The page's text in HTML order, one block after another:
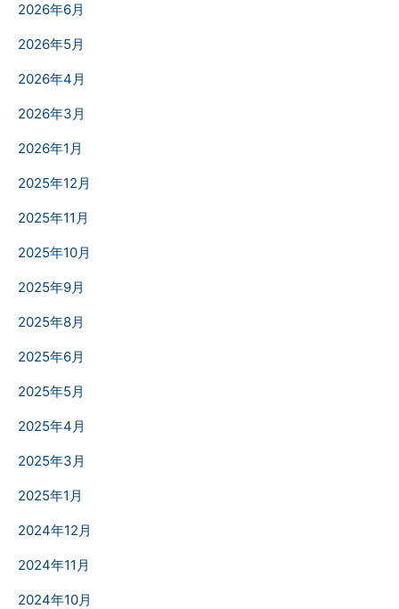
2026年6月
2026年5月
2026年4月
2026年3月
2026年1月
2025年12月
2025年11月
2025年10月
2025年9月
2025年8月
2025年6月
2025年5月
2025年4月
2025年3月
2025年1月
2024年12月
2024年11月
2024年10月